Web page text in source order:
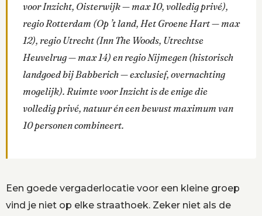
voor Inzicht, Oisterwijk — max 10, volledig privé),
regio Rotterdam (Op ’t land, Het Groene Hart — max
12), regio Utrecht (Inn The Woods, Utrechtse
Heuvelrug — max 14) en regio Nijmegen (historisch
landgoed bij Babberich — exclusief, overnachting
mogelijk). Ruimte voor Inzicht is de enige die
volledig privé, natuur én een bewust maximum van
10 personen combineert.
Een goede vergaderlocatie voor een kleine groep
vind je niet op elke straathoek. Zeker niet als de